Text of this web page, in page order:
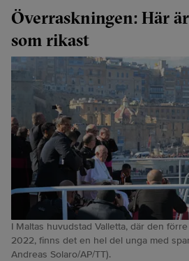
Överraskningen: Här
som rikast
I Maltas huvudstad Valletta, där den
2022, finns det en hel del unga med
Andreas Solaro/AP/TT).